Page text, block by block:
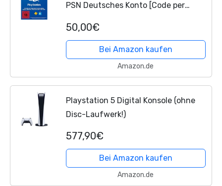
PSN Deutsches Konto [Code per
50,00€
Bei Amazon kaufen
Amazon.de
Playstation 5 Digital Konsole (ohne
Disc-Laufwerk!)
577,90€
Bei Amazon kaufen
Amazon.de